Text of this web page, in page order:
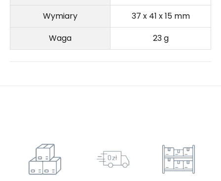
Wymiary
37 x 41 x 15 mm
Waga
23 g